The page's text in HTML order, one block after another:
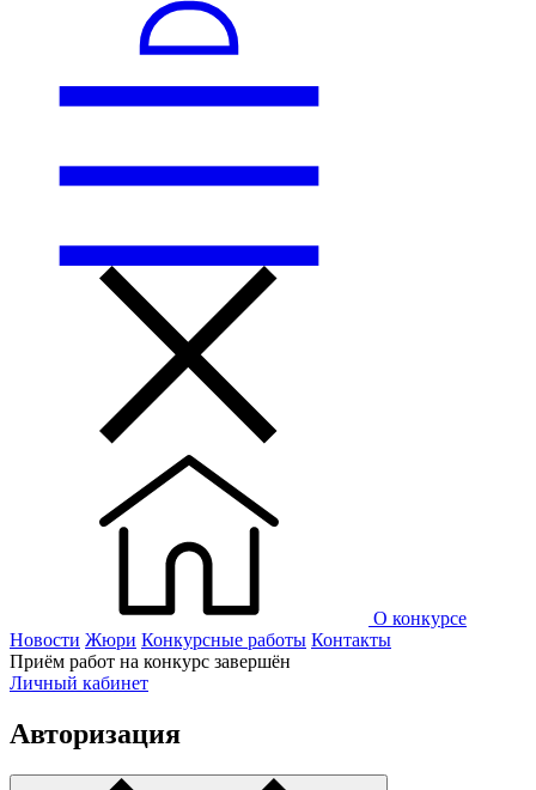
О конкурсе
Новости Жюри Конкурсные работы Контакты
Приём работ на конкурс завершён
Личный кабинет
Авторизация